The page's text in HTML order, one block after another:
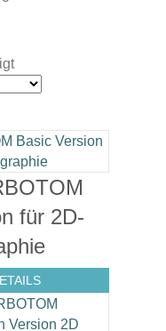
Nach
Aktualität
für 2D-